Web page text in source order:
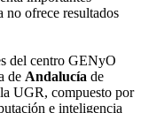
no ofrece resultados
del centro GENyO
de Andalucía de
UGR, compuesto por
e inteligencia